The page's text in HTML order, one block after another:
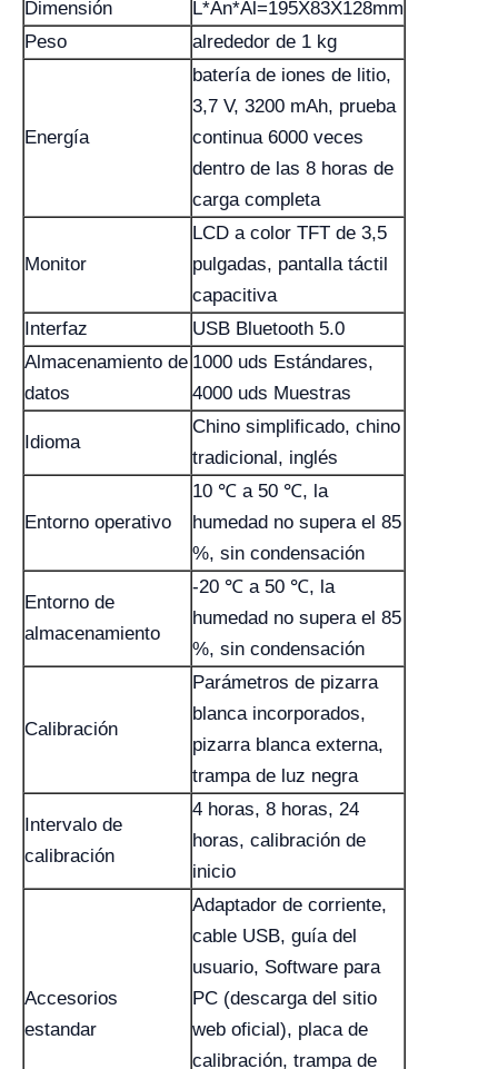
Dimensión
L*An*Al=195X83X128mm
Peso
alrededor de 1 kg
Energía
batería de iones de litio,
3,7 V, 3200 mAh, prueba
continua 6000 veces
dentro de las 8 horas de
carga completa
Monitor
LCD a color TFT de 3,5
pulgadas, pantalla táctil
capacitiva
Interfaz
USB Bluetooth 5.0
Almacenamiento de
datos
1000 uds Estándares,
4000 uds Muestras
Idioma
Chino simplificado, chino
tradicional, inglés
Entorno operativo
10 ℃ a 50 ℃, la
humedad no supera el 85
%, sin condensación
Entorno de
almacenamiento
-20 ℃ a 50 ℃, la
humedad no supera el 85
%, sin condensación
Calibración
Parámetros de pizarra
blanca incorporados,
pizarra blanca externa,
trampa de luz negra
Intervalo de
calibración
4 horas, 8 horas, 24
horas, calibración de
inicio
Accesorios
estandar
Adaptador de corriente,
cable USB, guía del
usuario, Software para
PC (descarga del sitio
web oficial), placa de
calibración, trampa de